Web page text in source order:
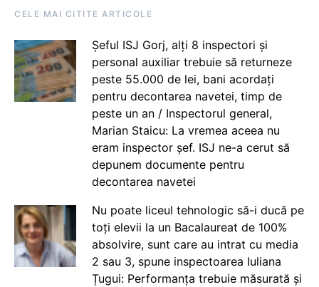
CELE MAI CITITE ARTICOLE
Șeful ISJ Gorj, alți 8 inspectori și
personal auxiliar trebuie să returneze
peste 55.000 de lei, bani acordați
pentru decontarea navetei, timp de
peste un an / Inspectorul general,
Marian Staicu: La vremea aceea nu
eram inspector șef. ISJ ne-a cerut să
depunem documente pentru
decontarea navetei
Nu poate liceul tehnologic să-i ducă pe
toți elevii la un Bacalaureat de 100%
absolvire, sunt care au intrat cu media
2 sau 3, spune inspectoarea Iuliana
Țugui: Performanța trebuie măsurată și